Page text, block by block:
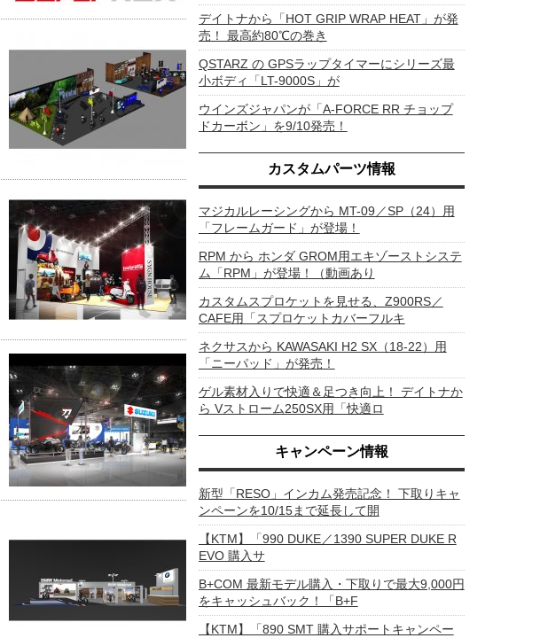
デイトナから「HOT GRIP WRAP HEAT」が発
売！ 最高約80℃の巻き
QSTARZ の GPSラップタイマーにシリーズ最
小ボディ「LT-9000S」が
ウインズジャパンが「A-FORCE RR チョップ
ドカーボン」を9/10発売！
カスタムパーツ情報
マジカルレーシングから MT-09／SP（24）用
「フレームガード」が登場！
RPM から ホンダ GROM用エキゾーストシステ
ム「RPM」が登場！（動画あり
カスタムスプロケットを見せる、Z900RS／
CAFE用「スプロケットカバーフルキ
ネクサスから KAWASAKI H2 SX（18-22）用
「ニーパッド」が発売！
ゲル素材入りで快適＆足つき向上！ デイトナか
ら Vストローム250SX用「快適ロ
キャンペーン情報
新型「RESO」インカム発売記念！ 下取りキャ
ンペーンを10/15まで延長して開
【KTM】「990 DUKE／1390 SUPER DUKE R
EVO 購入サ
B+COM 最新モデル購入・下取りで最大9,000円
をキャッシュバック！「B+F
【KTM】「890 SMT 購入サポートキャンペー